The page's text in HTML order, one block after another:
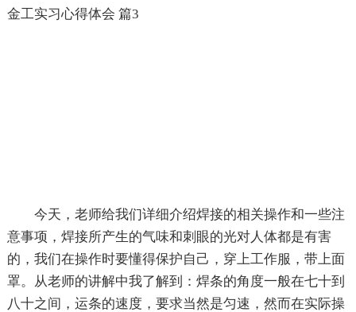
金工实习心得体会 篇3
今天，老师给我们详细介绍焊接的相关操作和一些注
意事项，焊接所产生的气味和刺眼的光对人体都是有害
的，我们在操作时要懂得保护自己，穿上工作服，带上面
罩。从老师的讲解中我了解到：焊条的角度一般在七十到
八十之间，运条的速度，要求当然是匀速，然而在实际操